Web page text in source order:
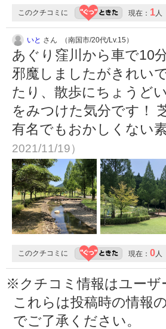
このクチコミに 現在： 1 人
いと さん （南国市/20代/Lv.15）
あぐり窪川から車で10
邪魔しましたがきれい
たり、散歩にちょうど
をみつけた気分です！
有名でもおかしくない
2021/11/19）
このクチコミに 現在： 0 人
※クチコミ情報はユーザ
これらは投稿時の情報
でご了承ください。